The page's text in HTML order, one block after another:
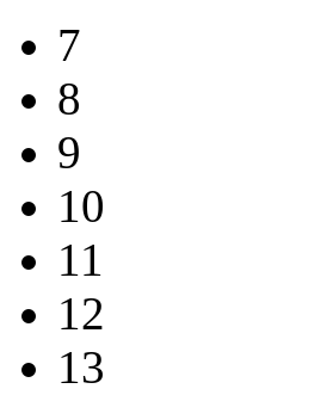
7
8
9
10
11
12
13